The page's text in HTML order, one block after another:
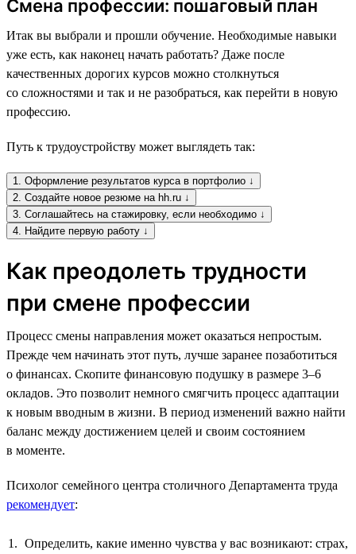
Смена профессии: пошаговый план
Итак вы выбрали и прошли обучение. Необходимые навыки
уже есть, как наконец начать работать? Даже после
качественных дорогих курсов можно столкнуться
со сложностями и так и не разобраться, как перейти в новую
профессию.
Путь к трудоустройству может выглядеть так:
1. Оформление результатов курса в портфолио ↓
2. Создайте новое резюме на hh.ru ↓
3. Соглашайтесь на стажировку, если необходимо ↓
4. Найдите первую работу ↓
Как преодолеть трудности
при смене профессии
Процесс смены направления может оказаться непростым.
Прежде чем начинать этот путь, лучше заранее позаботиться
о финансах. Скопите финансовую подушку в размере 3–6
окладов. Это позволит немного смягчить процесс адаптации
к новым вводным в жизни. В период изменений важно найти
баланс между достижением целей и своим состоянием
в моменте.
Психолог семейного центра столичного Департамента труда
рекомендует:
Определить, какие именно чувства у вас возникают: страх,